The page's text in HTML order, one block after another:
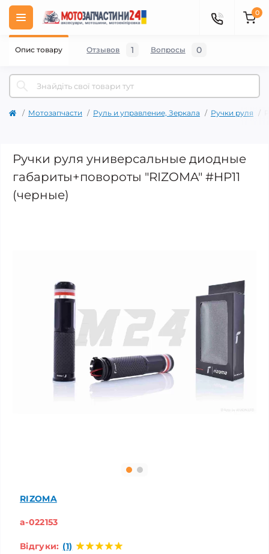
0
Мотозапчасти Руль и управление, Зеркала Ручки руля
Ручки руля универсальные диодные
габариты+повороты "RIZOMA" #HP11
(черные)
RIZOMA
a-022153
Відгуки: (1)
Опис товару Отзывов 1 Вопросы 0